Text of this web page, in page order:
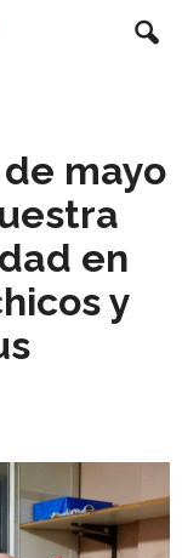
de mayo
en
y